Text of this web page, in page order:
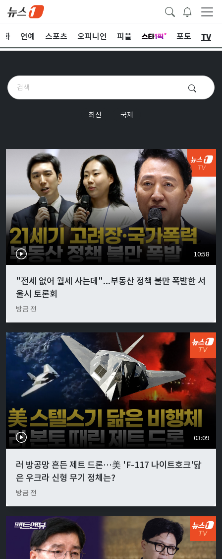
화 연예 스포츠 오피니언 피플 포토 TV
최신 국제
10:58
"전세 없어 월세 사는데"...부동산 정책 불만 폭발한 서
울시 토론회
방금 전
03:09
러 방공망 흔든 제트 드론…美 'F-117 나이트호크'닮
은 우크라 신형 무기 정체는?
방금 전